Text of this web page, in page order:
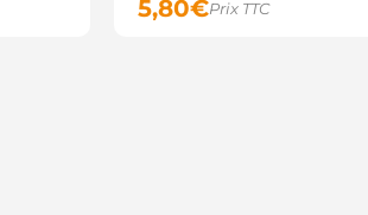
5,80€Prix TTC